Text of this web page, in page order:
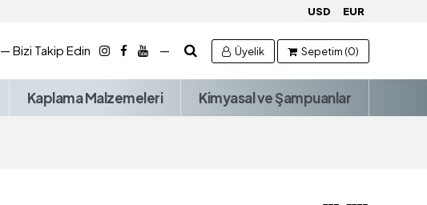
USD EUR
— Bizi Takip Edin — Üyelik Sepetim (0)
Kaplama Malzemeleri Kimyasal ve Şampuanlar